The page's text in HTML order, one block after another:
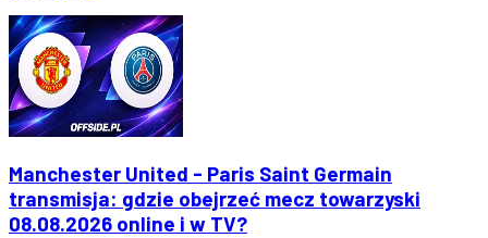
Manchester United - Paris Saint Germain
transmisja: gdzie obejrzeć mecz towarzyski
08.08.2026 online i w TV?